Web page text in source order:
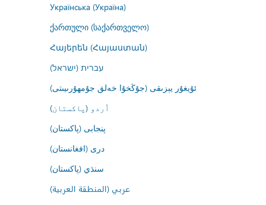
Українська (Україна)
ქართული (საქართველო)
Հայերեն (Հայաստան)
עברית (ישראל)
ئۇيغۇر يېزىقى (جۇڭخۇا خەلق جۇمھۇرىيىتى)
اُردو (پاکستان)
پنجابی (پاکستان)
درى (افغانستان)
سنڌي (پاکستان)
عربي (المنطقة العربية)